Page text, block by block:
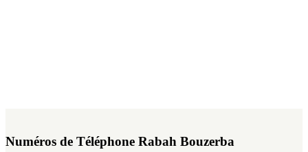
Numéros de Téléphone Rabah Bouzerba